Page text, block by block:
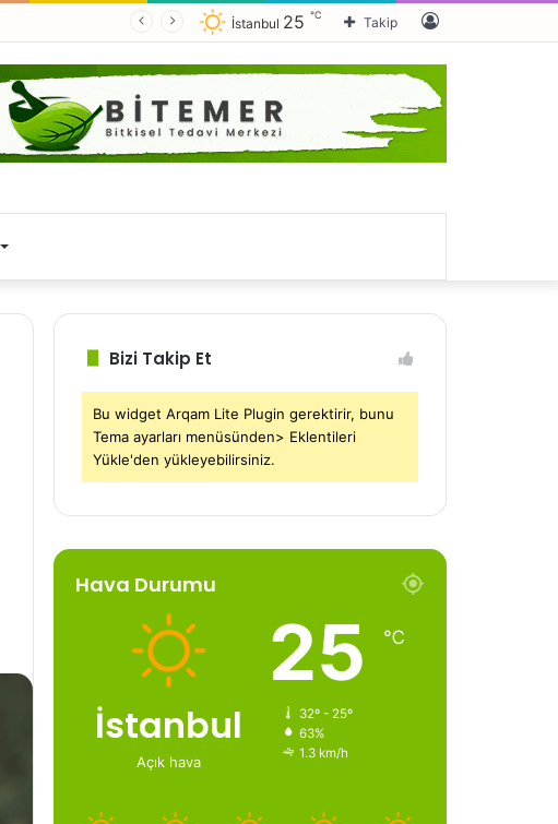
Kayıt
Ol
Takip
İstanbul 25 ℃
Bizi Takip Et
Bu widget Arqam Lite Plugin gerektirir, bunu
Tema ayarları menüsünden> Eklentileri
Yükle'den yükleyebilirsiniz.
Hava Durumu
İstanbul
Açık hava
25 ℃
32º - 25º
63%
1.3 km/h